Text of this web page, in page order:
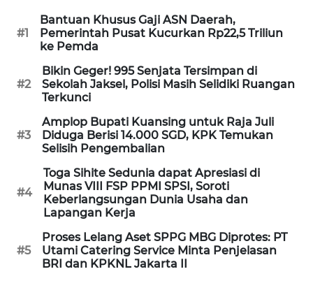
#1
Bantuan Khusus Gaji ASN Daerah,
Pemerintah Pusat Kucurkan Rp22,5 Triliun
ke Pemda
#2
Bikin Geger! 995 Senjata Tersimpan di
Sekolah Jaksel, Polisi Masih Selidiki Ruangan
Terkunci
#3
Amplop Bupati Kuansing untuk Raja Juli
Diduga Berisi 14.000 SGD, KPK Temukan
Selisih Pengembalian
#4
Toga Sihite Sedunia dapat Apresiasi di
Munas VIII FSP PPMI SPSI, Soroti
Keberlangsungan Dunia Usaha dan
Lapangan Kerja
#5
Proses Lelang Aset SPPG MBG Diprotes: PT
Utami Catering Service Minta Penjelasan
BRI dan KPKNL Jakarta II
JAMBI
SULTRA
NTB
SULTENG
WN
WN